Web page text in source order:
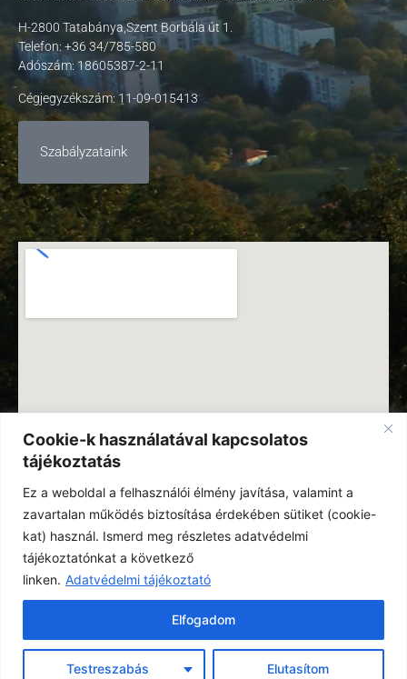
Cookie-k használatával kapcsolatos
tájékoztatás
Ez a weboldal a felhasználói élmény javítása, valamint a
zavartalan működés biztosítása érdekében sütiket (cookie-
kat) használ. Ismerd meg részletes adatvédelmi
tájékoztatónkat a következő
linken. Adatvédelmi tájékoztató
Testreszabás Elutasítom
Elfogadom
H-2800 Tatabánya,Szent Borbála út 1.
Telefon: +36 34/785-580
Adószám: 18605387-2-11
Cégjegyzékszám: 11-09-015413
Szabályzataink
© Minden jog fenntartva